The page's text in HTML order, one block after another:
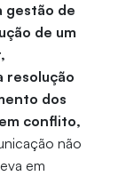
gestão de
de um
resolução
dos
conflito,
não
em